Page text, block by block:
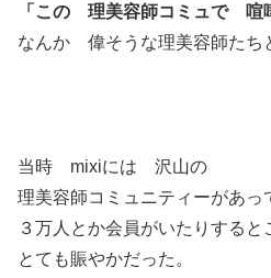
「この 理美容師コミュで 喧
なんか 偉そうな理美容師たち
当時 mixiには 沢山の
理美容師コミュニティーがあっ
３万人とか会員がいたりすると
とても賑やかだった。